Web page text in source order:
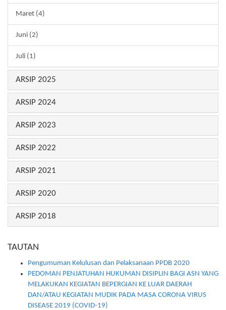
Maret (4)
Juni (2)
Juli (1)
ARSIP 2025
ARSIP 2024
ARSIP 2023
ARSIP 2022
ARSIP 2021
ARSIP 2020
ARSIP 2018
TAUTAN
Pengumuman Kelulusan dan Pelaksanaan PPDB 2020
PEDOMAN PENJATUHAN HUKUMAN DISIPLIN BAGI ASN YANG
MELAKUKAN KEGIATAN BEPERGIAN KE LUAR DAERAH
DAN/ATAU KEGIATAN MUDIK PADA MASA CORONA VIRUS
DISEASE 2019 (COVID-19)